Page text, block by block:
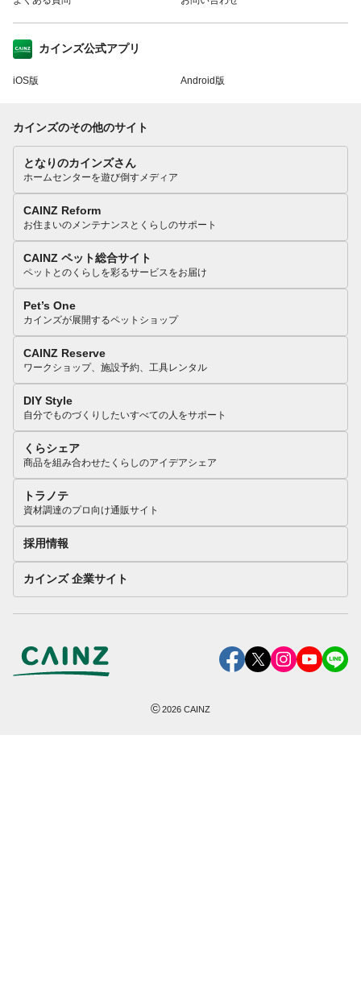
カインズ公式アプリ
iOS版 Android版
カインズのその他のサイト
となりのカインズさん
ホームセンターを遊び倒すメディア
CAINZ Reform
お住まいのメンテナンスとくらしのサポート
CAINZ ペット総合サイト
ペットとのくらしを彩るサービスをお届け
Pet’s One
カインズが展開するペットショップ
CAINZ Reserve
ワークショップ、施設予約、工具レンタル
DIY Style
自分でものづくりしたいすべての人をサポート
くらシェア
商品を組み合わせたくらしのアイデアシェア
トラノテ
資材調達のプロ向け通販サイト
採用情報
カインズ 企業サイト
©2026 CAINZ